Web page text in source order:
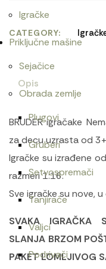
Igračke
Priključne mašine
Sejačice
Obrada zemlje
Plugovi
Gruberi
Setvospremači
Tanjirače
Valjci
Podrivači
CATEGORY
Opis
BRUDER igračake
za decu uzrasta od
Igračke su izrađene
razmeri 1:16.
Sve igračke su nove,
SVAKA IGRAČKA
SLANJA BRZOM
PAKET LOMLJIVOG